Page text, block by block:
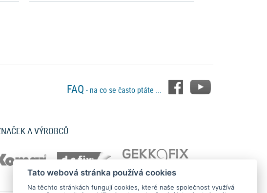
FAQ - na co se často ptáte ...
A VÝROBCŮ
Tato webová stránka používá cookies
Na těchto stránkách fungují cookies, které naše společnost využívá